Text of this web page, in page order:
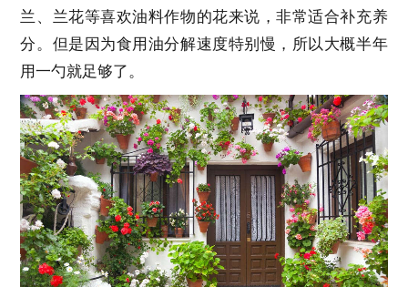
兰、兰花等喜欢油料作物的花来说，非常适合补充养
分。但是因为食用油分解速度特别慢，所以大概半年
用一勺就足够了。